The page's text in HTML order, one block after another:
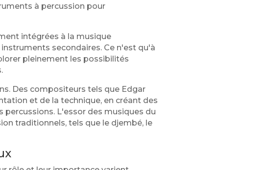
à percussion pour
intégrées à la musique
secondaires. Ce n'est qu'à
pleinement les possibilités
Des compositeurs tels que Edgar
et de la technique, en créant des
L'essor des musiques du
traditionnels, tels que le djembé, le